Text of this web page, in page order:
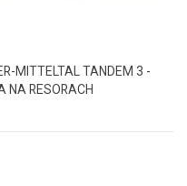
MITTELTAL TANDEM 3 -
NA RESORACH